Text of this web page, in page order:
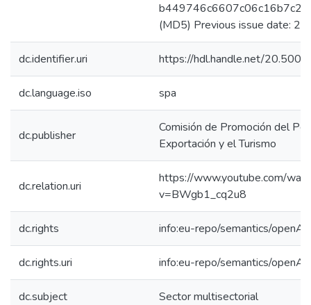
(MD5) Previous issue date:
dc.identifier.uri https://hdl.handle.net/
dc.language.iso spa
dc.publisher
Comisión de Promoción del
Exportación y el Turismo
dc.relation.uri
https://www.youtube.com/
v=BWgb1_cq2u8
dc.rights info:eu-repo/semantics/
dc.rights.uri info:eu-repo/semantics/
dc.subject Sector multisectorial